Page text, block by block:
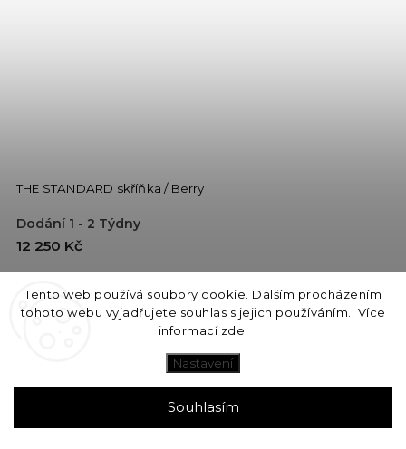
Tento web používá soubory cookie. Dalším procházením
tohoto webu vyjadřujete souhlas s jejich používáním.. Více
informací zde
Nastavení
Souhlasím
THE STANDARD skříňka / Berry
Dodání 1 - 2 Týdny
12 250 Kč
Do košíku